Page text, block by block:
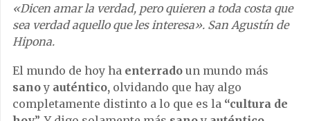
«Dicen amar la verdad, pero quieren a toda costa que
sea verdad aquello que les interesa». San Agustín de
Hipona.
El mundo de hoy ha enterrado un mundo más
sanoy auténtico, olvidando que hay algo
completamente distinto a lo que es la “cultura de